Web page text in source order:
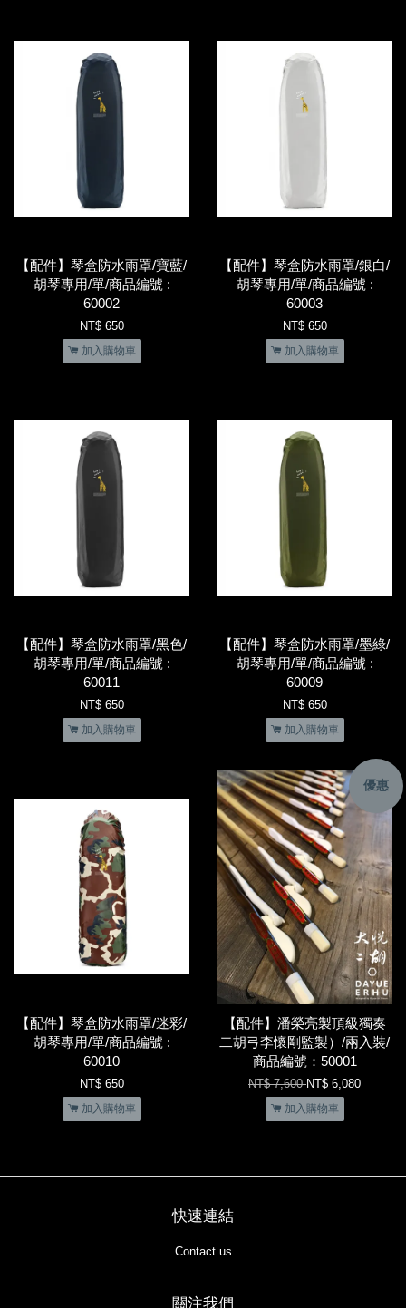
【配件】琴盒防水雨罩/寶藍/
胡琴專用/單/商品編號 :
60002
NT$ 650
加入購物車
【配件】琴盒防水雨罩/銀白/
胡琴專用/單/商品編號 :
60003
NT$ 650
加入購物車
【配件】琴盒防水雨罩/黑色/
胡琴專用/單/商品編號 :
60011
NT$ 650
加入購物車
【配件】琴盒防水雨罩/墨綠/
胡琴專用/單/商品編號 :
60009
NT$ 650
加入購物車
【配件】琴盒防水雨罩/迷彩/
胡琴專用/單/商品編號 :
60010
NT$ 650
加入購物車
優惠
【配件】潘榮亮製頂級獨奏
二胡弓李懷剛監製）/兩入裝/
商品編號：50001
NT$ 7,600NT$ 6,080
加入購物車
快速連結
Contact us
關注我們